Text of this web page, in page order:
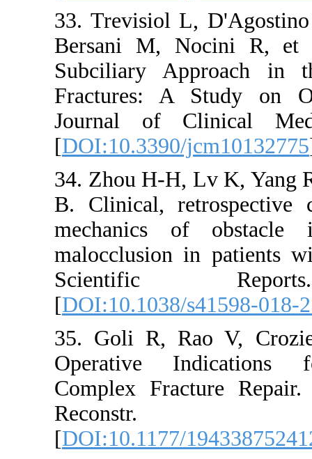
33. Trevisiol
Bersani M,
Subciliary
Fractures: A
Journal of
[DOI:10.3390/
34. Zhou H-
B. Clinical,
mechanics
malocclusion
[DOI:10.1038/
35. Goli R,
Operative
Complex
[DOI:10.1177/